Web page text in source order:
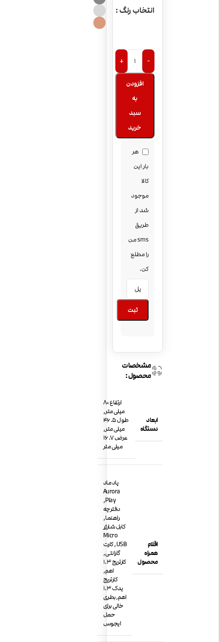
انتخاب رنگ
-
+
افزودن
به
سبد
خرید
هر
بار این
کالا
موجود
شد از
طریق
sms من
را مطلع
کن.
ثبت
مشخصات
محصول:
ابعاد
دستگاه
ارتفاع 80
میلی متر,
طول 46.5
میلی متر,
عرض 16.7
میلی متر
اقلام
همراه
محصول
پاد ماد
Aurora
Play,
دفترچه
راهنما,
کابل شارژر
Micro
USB, کارت
گارانتی,
کارتریج 1.3
اهم,
کارتریج
یدک 1.3
اهم,بطری
خالی برای
حمل
ایجوس